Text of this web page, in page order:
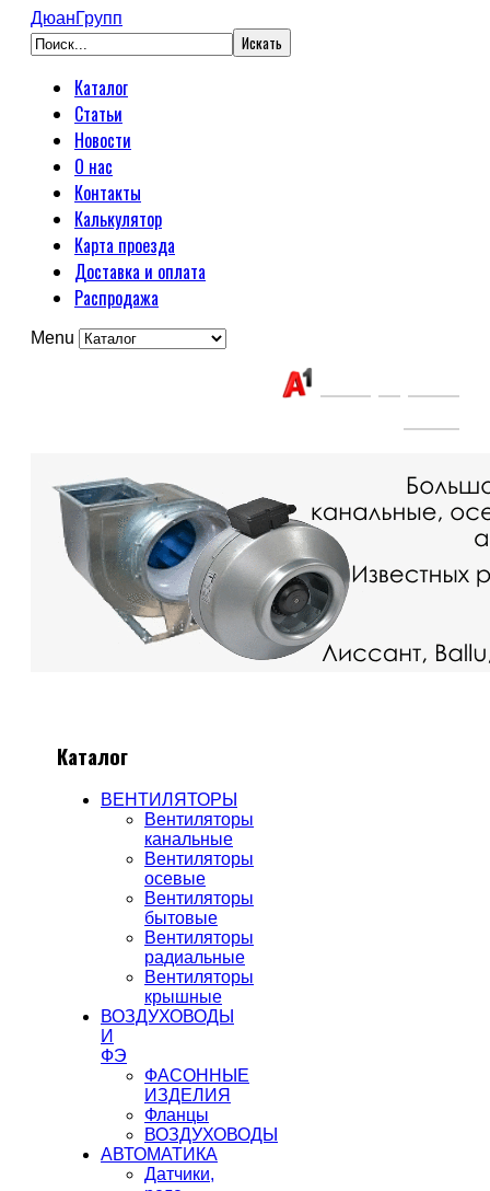
ДюанГрупп
Каталог
Статьи
Новости
О нас
Контакты
Калькулятор
Карта проезда
Доставка и оплата
Распродажа
Menu
Каталог
ВЕНТИЛЯТОРЫ
Вентиляторы
канальные
Вентиляторы
осевые
Вентиляторы
бытовые
Вентиляторы
радиальные
Вентиляторы
крышные
ВОЗДУХОВОДЫ
И
ФЭ
ФАСОННЫЕ
ИЗДЕЛИЯ
Фланцы
ВОЗДУХОВОДЫ
АВТОМАТИКА
Датчики,